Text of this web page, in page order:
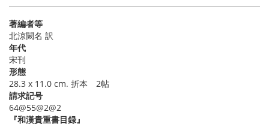
著編者等
北涼闕名 訳
年代
宋刊
形態
28.3 x 11.0 cm. 折本 2帖
請求記号
64@55@2@2
『和漢貴重書目録』